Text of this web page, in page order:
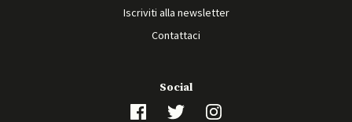
Iscriviti alla newsletter
Contattaci
Social